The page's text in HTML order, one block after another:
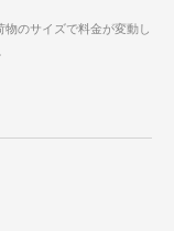
のサイズで料金が変動し